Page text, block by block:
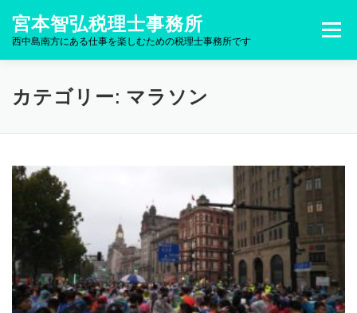
宮本智弘税理士事務所
西中島南方にある仕事を楽しむための税理士事務所です
メニュー
カテゴリー: マラソン